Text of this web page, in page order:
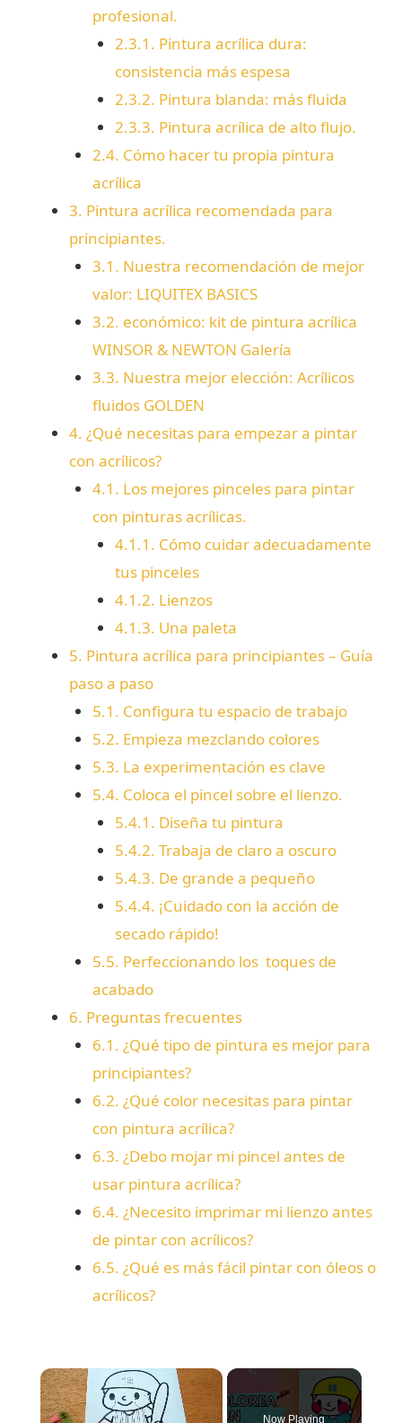
profesional.
2.3.1. Pintura acrílica dura:
consistencia más espesa
2.3.2. Pintura blanda: más fluida
2.3.3. Pintura acrílica de alto flujo.
2.4. Cómo hacer tu propia pintura
acrílica
3. Pintura acrílica recomendada para
principiantes.
3.1. Nuestra recomendación de mejor
valor: LIQUITEX BASICS
3.2. económico: kit de pintura acrílica
WINSOR & NEWTON Galería
3.3. Nuestra mejor elección: Acrílicos
fluidos GOLDEN
4. ¿Qué necesitas para empezar a pintar
con acrílicos?
4.1. Los mejores pinceles para pintar
con pinturas acrílicas.
4.1.1. Cómo cuidar adecuadamente
tus pinceles
4.1.2. Lienzos
4.1.3. Una paleta
5. Pintura acrílica para principiantes – Guía
paso a paso
5.1. Configura tu espacio de trabajo
5.2. Empieza mezclando colores
5.3. La experimentación es clave
5.4. Coloca el pincel sobre el lienzo.
5.4.1. Diseña tu pintura
5.4.2. Trabaja de claro a oscuro
5.4.3. De grande a pequeño
5.4.4. ¡Cuidado con la acción de
secado rápido!
5.5. Perfeccionando los toques de
acabado
6. Preguntas frecuentes
6.1. ¿Qué tipo de pintura es mejor para
principiantes?
6.2. ¿Qué color necesitas para pintar
con pintura acrílica?
6.3. ¿Debo mojar mi pincel antes de
usar pintura acrílica?
6.4. ¿Necesito imprimar mi lienzo antes
de pintar con acrílicos?
6.5. ¿Qué es más fácil pintar con óleos o
acrílicos?
×
Now Playing